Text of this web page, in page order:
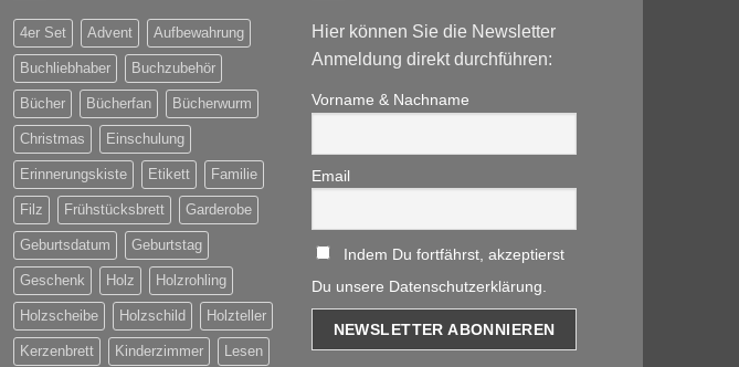
4er Set Advent Aufbewahrung
Buchliebhaber Buchzubehör
Bücher Bücherfan Bücherwurm
Christmas Einschulung
Erinnerungskiste Etikett Familie
Filz Frühstücksbrett Garderobe
Geburtsdatum Geburtstag
Geschenk Holz Holzrohling
Holzscheibe Holzschild Holzteller
Kerzenbrett Kinderzimmer Lesen
Hier können Sie die Newsletter
Anmeldung direkt durchführen:
Vorname & Nachname
Email
Indem Du fortfährst, akzeptierst
Du unsere Datenschutzerklärung.